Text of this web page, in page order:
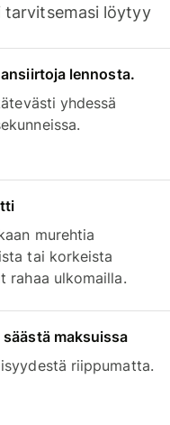
tarvitsemasi löytyy
lennosta.
yhdessä
murehtia
tai korkeista
rahaa ulkomailla.
maksuissa
riippumatta.